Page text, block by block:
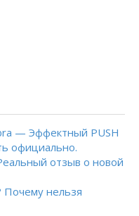
— Эффектный PUSH
официально.
отзыв о новой
Почему нельзя